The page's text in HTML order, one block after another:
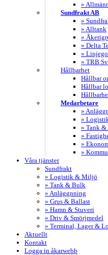
»
Sundfrakt AB
»
» Alltank
»
» Delta
»
» TRB
Hållbarhet
Hållbar
Hållbar
Medarbetare
»
»
» Tank
»
»
»
Våra tjänster
Sundfrakt
» Logistik & Miljö
» Tank & Bulk
» Anläggnning
» Grus & Ballast
» Hamn & Stuveri
» Driv & Smörjmedel
» Terminal, Lager &
Aktuellt
Kontakt
Logga in åkarwebb